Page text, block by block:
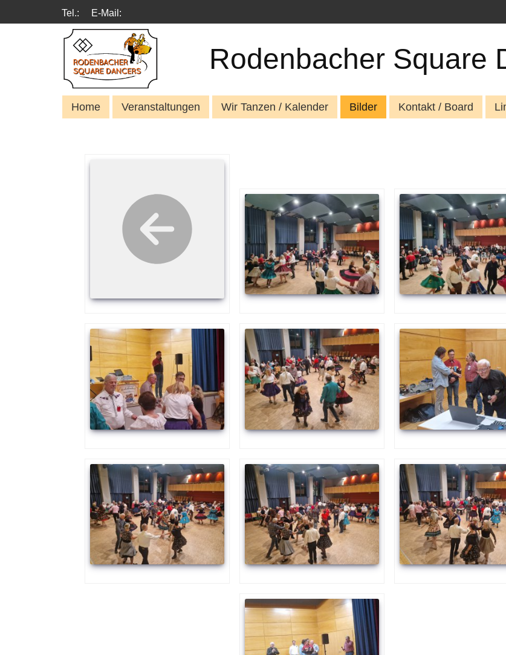
Tel.: E-Mail:
Rodenbacher Square
Home Veranstaltungen Wir Tanzen / Kalender Bilder Kontakt / Board